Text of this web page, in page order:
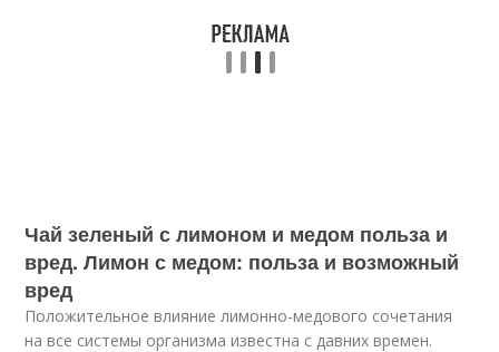
Чай зеленый с лимоном и медом польза и
вред. Лимон с медом: польза и возможный
вред
Положительное влияние лимонно-медового сочетания
на все системы организма известна с давних времен.